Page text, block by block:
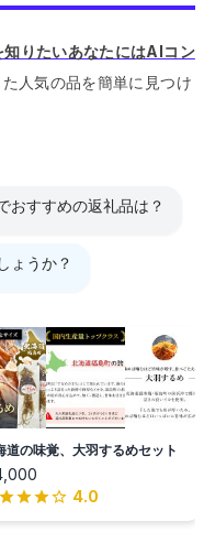
知りたいあなたにはAIコン
人気の品を簡単に見つけ
おすすめの返礼品は？
ょうか？
道の味覚、大羽するめセット
4.0